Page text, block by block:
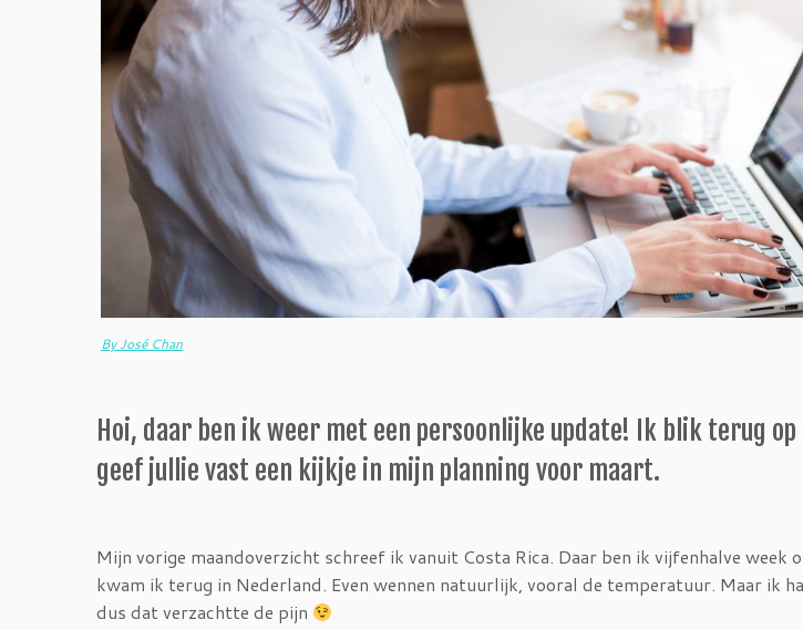
By José Chan
Hoi, daar ben ik weer met een persoonlijke update! Ik blik terug
geef jullie vast een kijkje in mijn planning voor maart.
Mijn vorige maandoverzicht schreef ik vanuit Costa Rica. Daar ben ik vijfenhalve week
kwam ik terug in Nederland. Even wennen natuurlijk, vooral de temperatuur. Maar ik
dus dat verzachtte de pijn